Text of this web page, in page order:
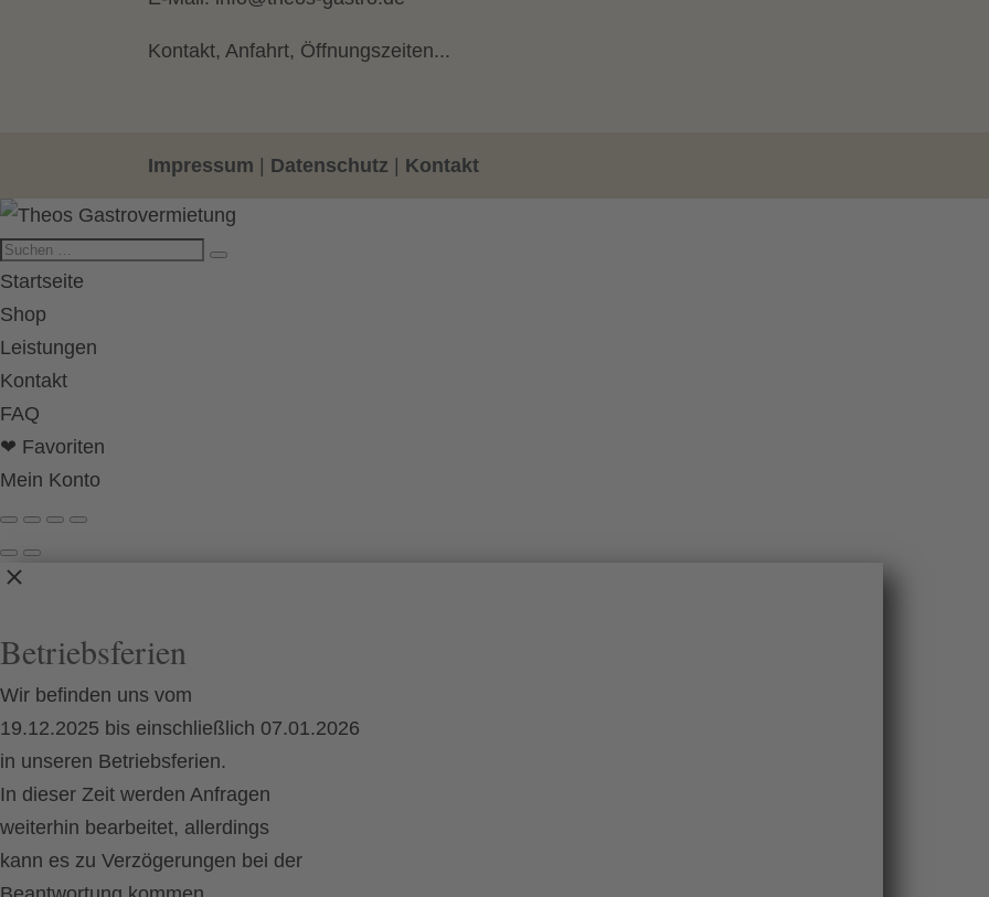
Kontakt, Anfahrt, Öffnungszeiten...
Impressum | Datenschutz | Kontakt
Startseite
Shop
Leistungen
Kontakt
FAQ
❤ Favoriten
Mein Konto
Betriebsferien
Wir befinden uns vom
19.12.2025 bis einschließlich 07.01.2026
in unseren Betriebsferien.
In dieser Zeit werden Anfragen
weiterhin bearbeitet, allerdings
kann es zu Verzögerungen bei der